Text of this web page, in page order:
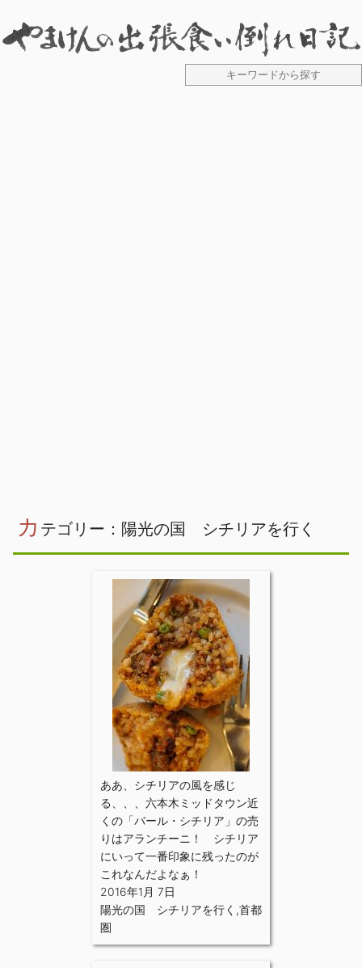
カ テゴリー：陽光の国 シチリアを行く
ああ、シチリアの風を感じ
る、、、六本木ミッドタウン近
くの「バール・シチリア」の売
りはアランチーニ！ シチリア
にいって一番印象に残ったのが
これなんだよなぁ！
2016年1月 7日
陽光の国 シチリアを行く ,首都
圏